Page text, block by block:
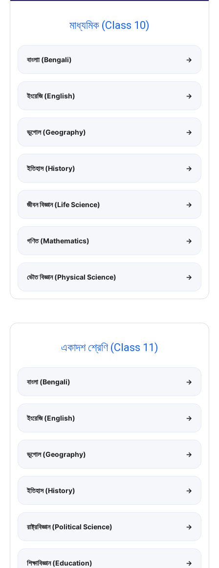
মাধ্যমিক (Class 10)
বাংলাা (Bengali) →
ইংরেজি (English) →
ভূগোল (Geography) →
ইতিহাস (History) →
জীবন বিজ্ঞান (Life Science) →
গণিত (Mathematics) →
ভৌত বিজ্ঞান (Physical Science) →
একাদশ শ্রেণি (Class 11)
বাংলা (Bengali) →
ইংরেজি (English) →
ভূগোল (Geography) →
ইতিহাস (History) →
রাষ্ট্রবিজ্ঞান (Political Science) →
শিক্ষাবিজ্ঞান (Education) →